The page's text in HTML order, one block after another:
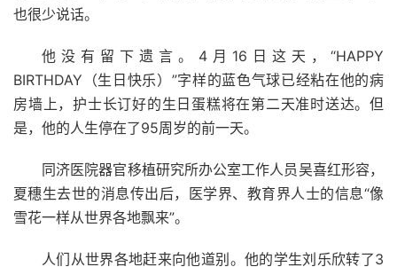
也很少说话。
他没有留下遗言。4月16日这天，“HAPPY
BIRTHDAY（生日快乐）”字样的蓝色气球已经粘在他的病
房墙上，护士长订好的生日蛋糕将在第二天准时送达。但
是，他的人生停在了95周岁的前一天。
同济医院器官移植研究所办公室工作人员吴喜红形容，
夏穗生去世的消息传出后，医学界、教育界人士的信息“像
雪花一样从世界各地飘来”。
人们从世界各地赶来向他道别。他的学生刘乐欣转了3